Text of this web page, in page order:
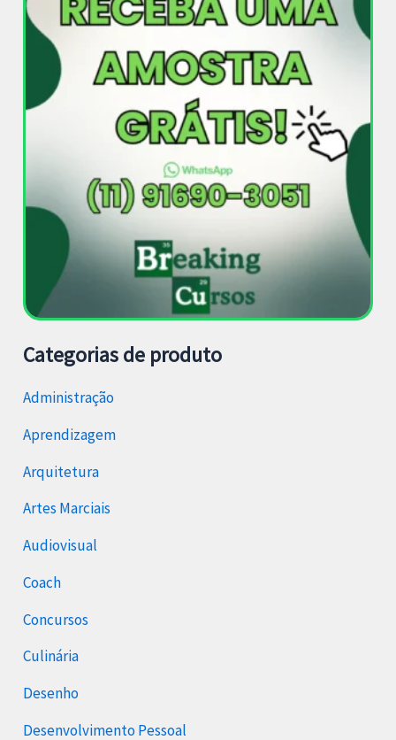
Categorias de produto
Administração
Aprendizagem
Arquitetura
Artes Marciais
Audiovisual
Coach
Concursos
Culinária
Desenho
Desenvolvimento Pessoal